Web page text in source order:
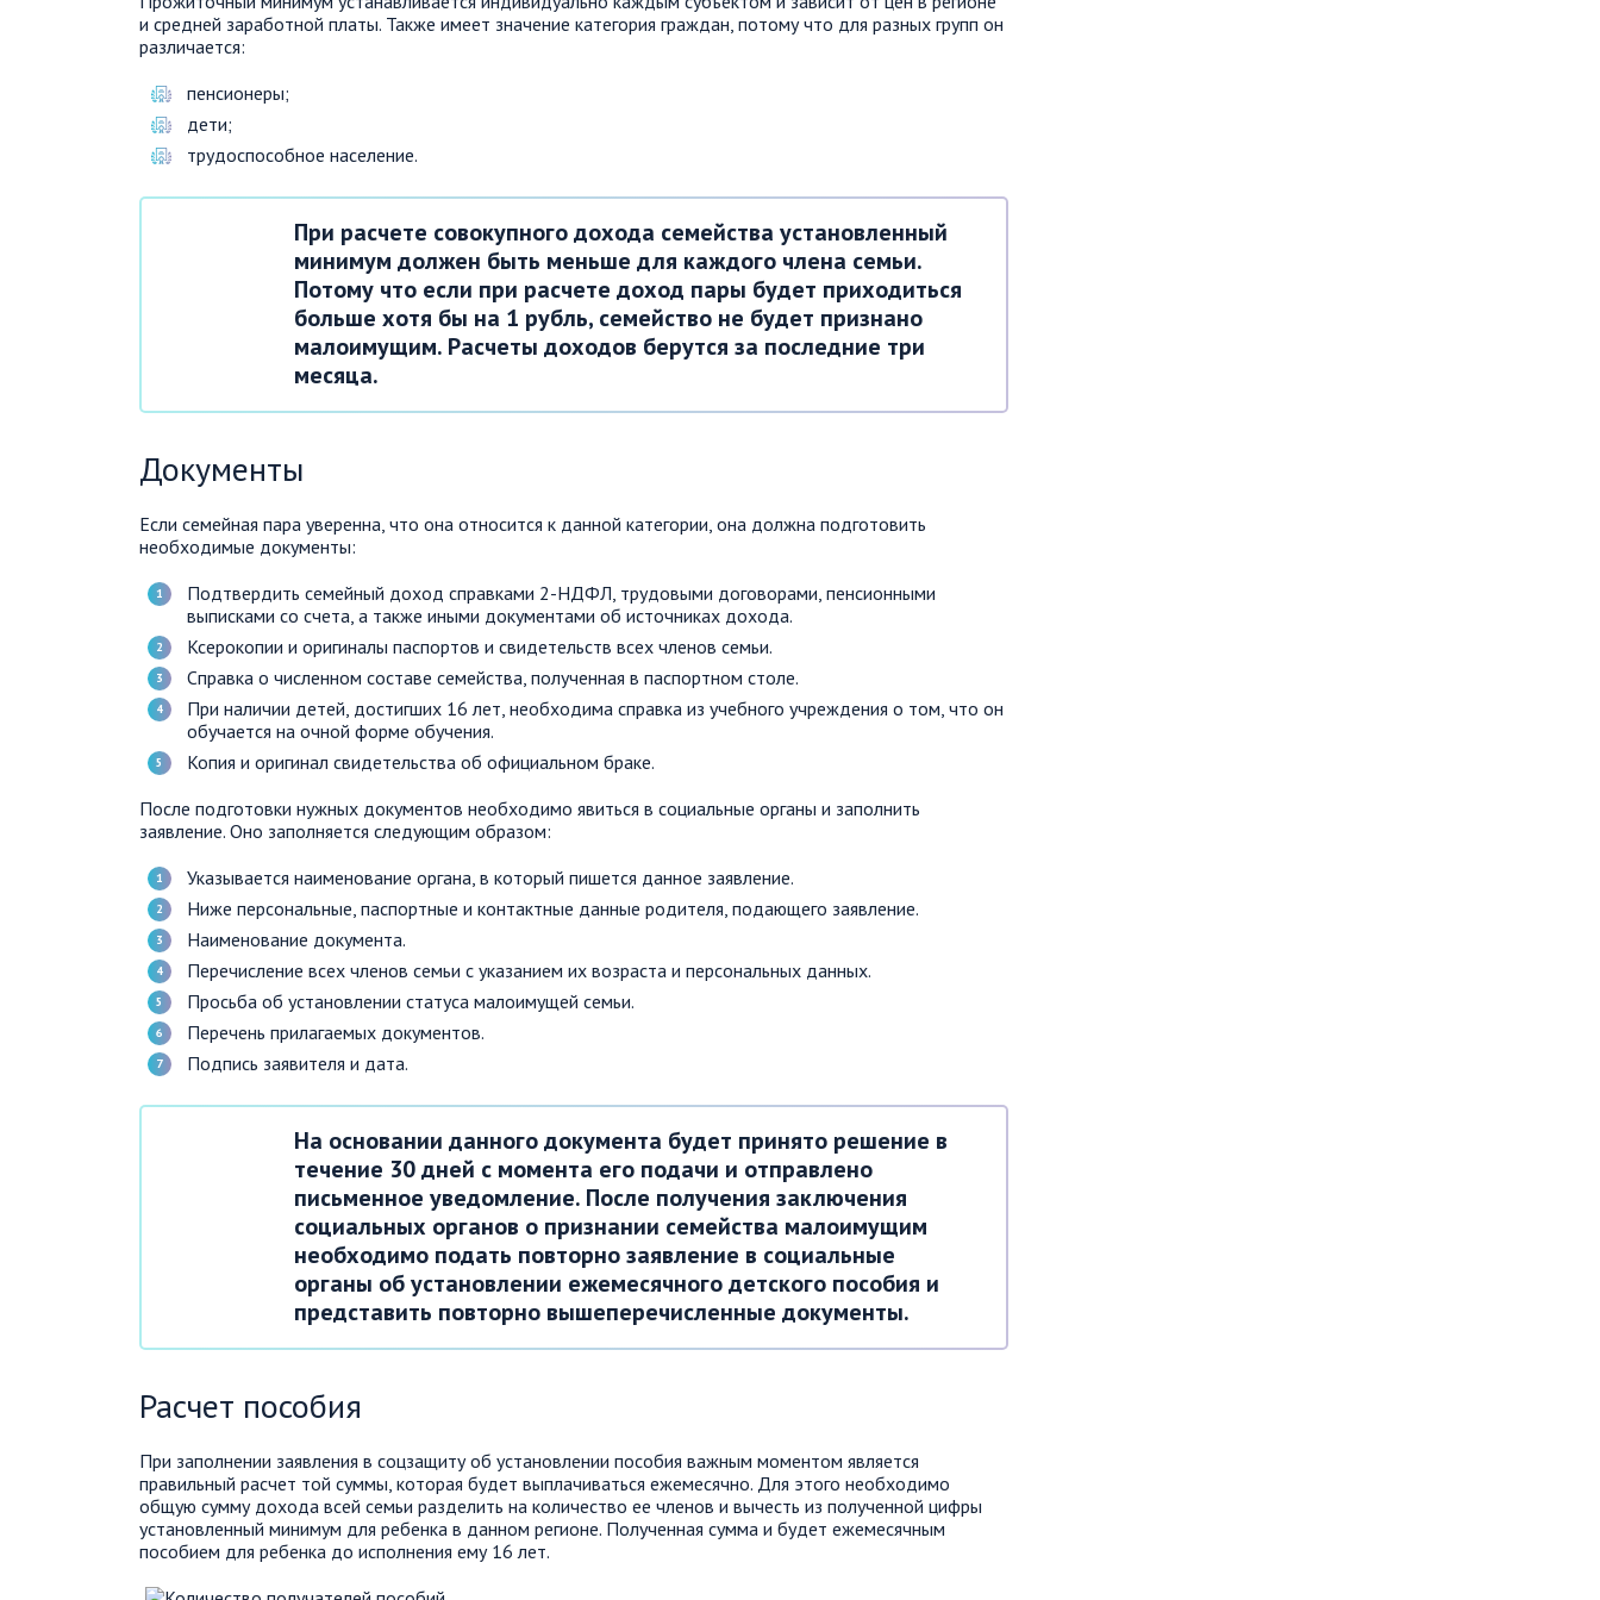
и средней заработной платы. Также имеет значение категория граждан, потому что для разных групп он
различается:
пенсионеры;
дети;
трудоспособное население.
При расчете совокупного дохода семейства установленный
минимум должен быть меньше для каждого члена семьи.
Потому что если при расчете доход пары будет приходиться
больше хотя бы на 1 рубль, семейство не будет признано
малоимущим. Расчеты доходов берутся за последние три
месяца.
Документы
Если семейная пара уверенна, что она относится к данной категории, она должна подготовить
необходимые документы:
Подтвердить семейный доход справками 2-НДФЛ, трудовыми договорами, пенсионными
выписками со счета, а также иными документами об источниках дохода.
Ксерокопии и оригиналы паспортов и свидетельств всех членов семьи.
Справка о численном составе семейства, полученная в паспортном столе.
При наличии детей, достигших 16 лет, необходима справка из учебного учреждения о том, что он
обучается на очной форме обучения.
Копия и оригинал свидетельства об официальном браке.
После подготовки нужных документов необходимо явиться в социальные органы и заполнить
заявление. Оно заполняется следующим образом:
Указывается наименование органа, в который пишется данное заявление.
Ниже персональные, паспортные и контактные данные родителя, подающего заявление.
Наименование документа.
Перечисление всех членов семьи с указанием их возраста и персональных данных.
Просьба об установлении статуса малоимущей семьи.
Перечень прилагаемых документов.
Подпись заявителя и дата.
На основании данного документа будет принято решение в
течение 30 дней с момента его подачи и отправлено
письменное уведомление. После получения заключения
социальных органов о признании семейства малоимущим
необходимо подать повторно заявление в социальные
органы об установлении ежемесячного детского пособия и
представить повторно вышеперечисленные документы.
Расчет пособия
При заполнении заявления в соцзащиту об установлении пособия важным моментом является
правильный расчет той суммы, которая будет выплачиваться ежемесячно. Для этого необходимо
общую сумму дохода всей семьи разделить на количество ее членов и вычесть из полученной цифры
установленный минимум для ребенка в данном регионе. Полученная сумма и будет ежемесячным
пособием для ребенка до исполнения ему 16 лет.